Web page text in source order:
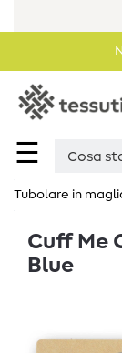
☰
Tubolare in
Cuff Me
Blue